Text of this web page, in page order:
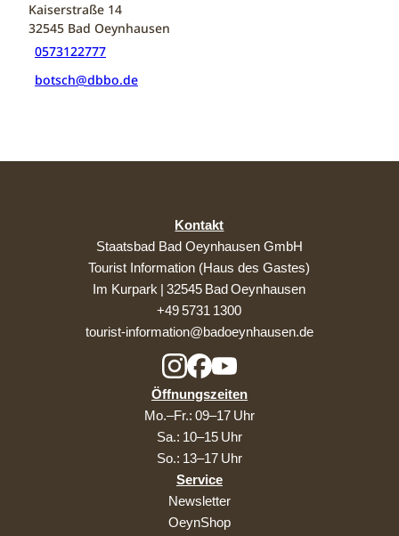
Kaiserstraße 14
32545 Bad Oeynhausen
0573122777
botsch@dbbo.de
Kontakt
Staatsbad Bad Oeynhausen GmbH
Tourist Information (Haus des Gastes)
Im Kurpark | 32545 Bad Oeynhausen
+49 5731 1300
tourist-information@badoeynhausen.de
Öffnungszeiten
Mo.–Fr.: 09–17 Uhr
Sa.: 10–15 Uhr
So.: 13–17 Uhr
Service
Newsletter
OeynShop